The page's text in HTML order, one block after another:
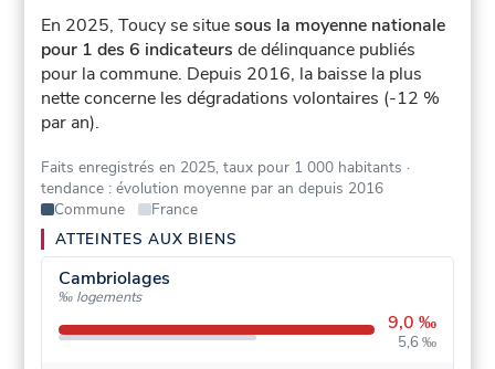
En 2025, Toucy se situesous la moyenne nationale
pour 1 des 6 indicateurs de délinquance publiés
pour la commune. Depuis 2016, la baisse la plus
nette concerne les dégradations volontaires (-12 %
par an).
Faits enregistrés en 2025, taux pour 1 000 habitants ·
tendance : évolution moyenne par an depuis 2016
Commune
France
ATTEINTES AUX BIENS
Cambriolages
‰ logements
9,0 ‰
5,6 ‰